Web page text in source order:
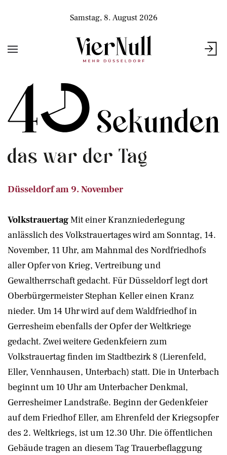
Samstag, 8. August 2026
Düsseldorf am 9. November
VolkstrauertagMit einer Kranzniederlegung
anlässlich des Volkstrauertages wird am Sonntag, 14.
November, 11 Uhr, am Mahnmal des Nordfriedhofs
aller Opfer von Krieg, Vertreibung und
Gewaltherrschaft gedacht. Für Düsseldorf legt dort
Oberbürgermeister Stephan Keller einen Kranz
nieder. Um 14 Uhr wird auf dem Waldfriedhof in
Gerresheim ebenfalls der Opfer der Weltkriege
gedacht. Zwei weitere Gedenkfeiern zum
Volkstrauertag finden im Stadtbezirk 8 (Lierenfeld,
Eller, Vennhausen, Unterbach) statt. Die in Unterbach
beginnt um 10 Uhr am Unterbacher Denkmal,
Gerresheimer Landstraße. Beginn der Gedenkfeier
auf dem Friedhof Eller, am Ehrenfeld der Kriegsopfer
des 2. Weltkriegs, ist um 12.30 Uhr. Die öffentlichen
Gebäude tragen an diesem Tag Trauerbeflaggung